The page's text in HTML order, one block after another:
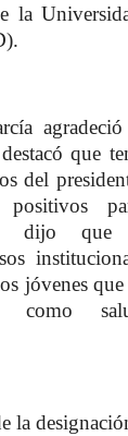
la
que
del
positivos
dijo que
jóvenes que
como
la